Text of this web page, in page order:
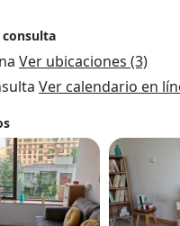
Ver ubicaciones (3)
Ver calendario en